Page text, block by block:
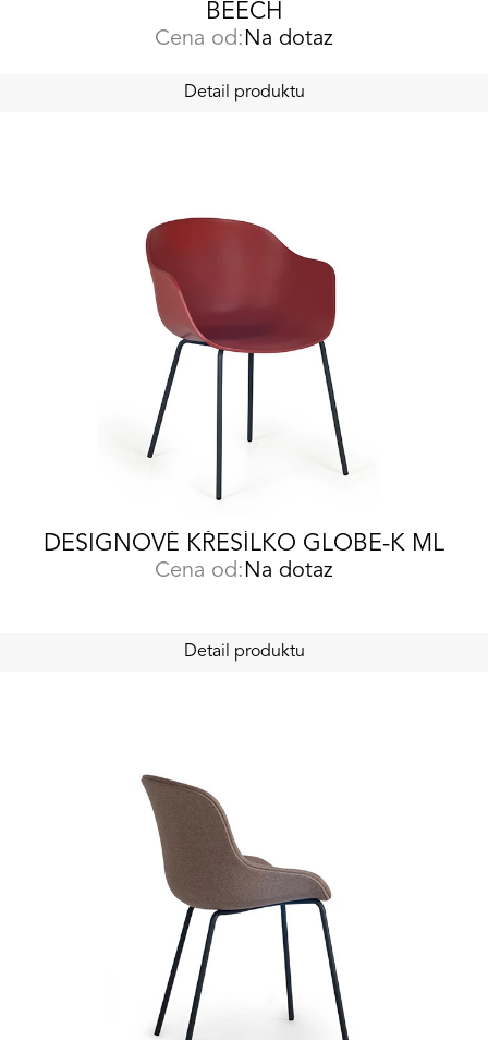
BEECH
Cena od: Na dotaz
Detail produktu
DESIGNOVÉ KŘESÍLKO GLOBE-K ML
Cena od: Na dotaz
Detail produktu